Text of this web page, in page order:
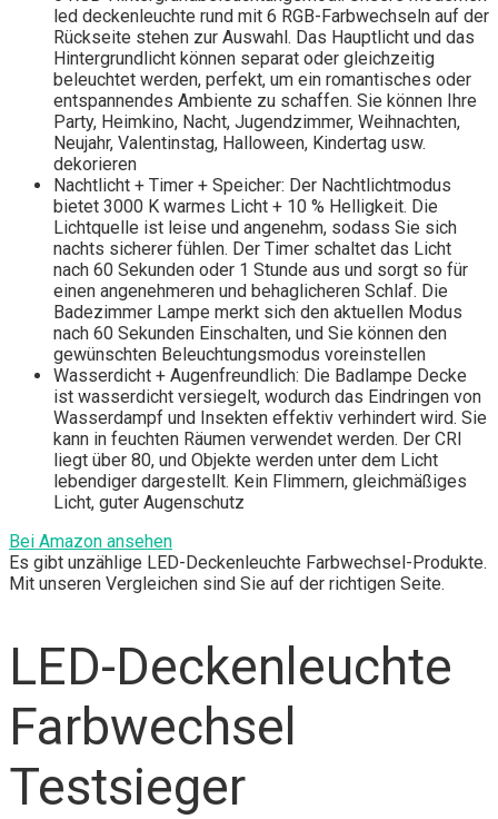
led deckenleuchte rund mit 6 RGB-Farbwechseln auf der
Rückseite stehen zur Auswahl. Das Hauptlicht und das
Hintergrundlicht können separat oder gleichzeitig
beleuchtet werden, perfekt, um ein romantisches oder
entspannendes Ambiente zu schaffen. Sie können Ihre
Party, Heimkino, Nacht, Jugendzimmer, Weihnachten,
Neujahr, Valentinstag, Halloween, Kindertag usw.
dekorieren
Nachtlicht + Timer + Speicher: Der Nachtlichtmodus
bietet 3000 K warmes Licht + 10 % Helligkeit. Die
Lichtquelle ist leise und angenehm, sodass Sie sich
nachts sicherer fühlen. Der Timer schaltet das Licht
nach 60 Sekunden oder 1 Stunde aus und sorgt so für
einen angenehmeren und behaglicheren Schlaf. Die
Badezimmer Lampe merkt sich den aktuellen Modus
nach 60 Sekunden Einschalten, und Sie können den
gewünschten Beleuchtungsmodus voreinstellen
Wasserdicht + Augenfreundlich: Die Badlampe Decke
ist wasserdicht versiegelt, wodurch das Eindringen von
Wasserdampf und Insekten effektiv verhindert wird. Sie
kann in feuchten Räumen verwendet werden. Der CRI
liegt über 80, und Objekte werden unter dem Licht
lebendiger dargestellt. Kein Flimmern, gleichmäßiges
Licht, guter Augenschutz
Bei Amazon ansehen
Es gibt unzählige LED-Deckenleuchte Farbwechsel-Produkte.
Mit unseren Vergleichen sind Sie auf der richtigen Seite.
LED-Deckenleuchte
Farbwechsel
Testsieger